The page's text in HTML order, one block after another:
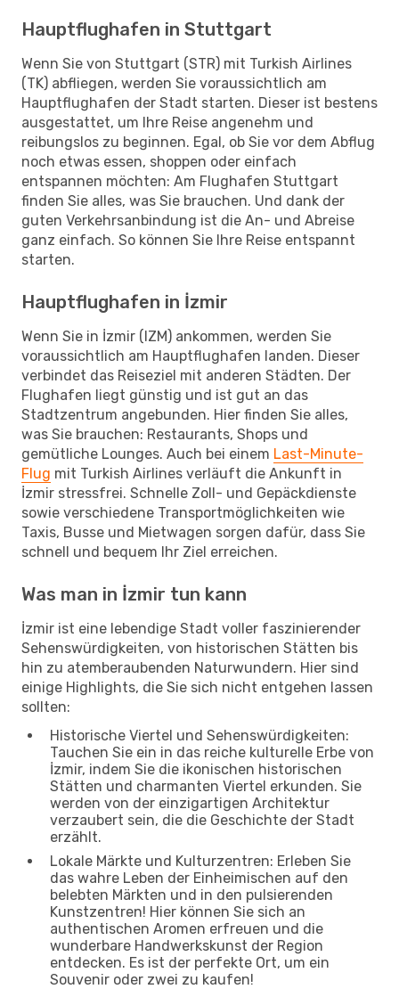
Hauptflughafen in Stuttgart
Wenn Sie von Stuttgart (STR) mit Turkish Airlines
(TK) abfliegen, werden Sie voraussichtlich am
Hauptflughafen der Stadt starten. Dieser ist bestens
ausgestattet, um Ihre Reise angenehm und
reibungslos zu beginnen. Egal, ob Sie vor dem Abflug
noch etwas essen, shoppen oder einfach
entspannen möchten: Am Flughafen Stuttgart
finden Sie alles, was Sie brauchen. Und dank der
guten Verkehrsanbindung ist die An- und Abreise
ganz einfach. So können Sie Ihre Reise entspannt
starten.
Hauptflughafen in İzmir
Wenn Sie in İzmir (IZM) ankommen, werden Sie
voraussichtlich am Hauptflughafen landen. Dieser
verbindet das Reiseziel mit anderen Städten. Der
Flughafen liegt günstig und ist gut an das
Stadtzentrum angebunden. Hier finden Sie alles,
was Sie brauchen: Restaurants, Shops und
gemütliche Lounges. Auch bei einem Last-Minute-
Flug mit Turkish Airlines verläuft die Ankunft in
İzmir stressfrei. Schnelle Zoll- und Gepäckdienste
sowie verschiedene Transportmöglichkeiten wie
Taxis, Busse und Mietwagen sorgen dafür, dass Sie
schnell und bequem Ihr Ziel erreichen.
Was man in İzmir tun kann
İzmir ist eine lebendige Stadt voller faszinierender
Sehenswürdigkeiten, von historischen Stätten bis
hin zu atemberaubenden Naturwundern. Hier sind
einige Highlights, die Sie sich nicht entgehen lassen
sollten:
Historische Viertel und Sehenswürdigkeiten:
Tauchen Sie ein in das reiche kulturelle Erbe von
İzmir, indem Sie die ikonischen historischen
Stätten und charmanten Viertel erkunden. Sie
werden von der einzigartigen Architektur
verzaubert sein, die die Geschichte der Stadt
erzählt.
Lokale Märkte und Kulturzentren: Erleben Sie
das wahre Leben der Einheimischen auf den
belebten Märkten und in den pulsierenden
Kunstzentren! Hier können Sie sich an
authentischen Aromen erfreuen und die
wunderbare Handwerkskunst der Region
entdecken. Es ist der perfekte Ort, um ein
Souvenir oder zwei zu kaufen!